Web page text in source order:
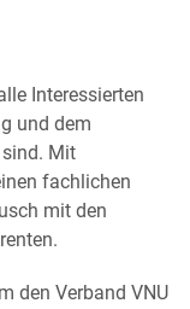
Interessierten
und dem
Mit
fachlichen
mit den
den Verband VNU